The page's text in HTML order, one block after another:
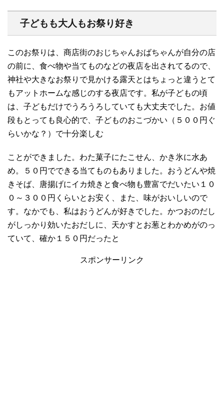
子どもも大人もお祭り好き
このお祭りは、商店街のおじちゃんおばちゃんが自分の店
の前に、食べ物や当てものなどの夜店を出されてるので、
神社や大きなお祭りで見かける露天とはちょっと違うとて
もアットホームな感じのする夜店です。私が子どもの頃
は、子どもだけでうろうろしていても大丈夫でした。お値
段もとっても良心的で、子どものおこづかい（５００円ぐ
らいかな？）で十分楽しむ
ことができました。わた菓子にたこせん、かき氷に水あ
め。５０円でできる当てものもありました。おうどんや焼
きそば、唐揚げにイカ焼きと食べ物も豊富でだいたい１０
０～３００円くらいとお安く、また、味がおいしいので
す。なかでも、私はおうどんが好きでした。かつおのだし
がしっかり効いたおだしに、天かすとお葱とわかめがのっ
ていて、確か１５０円だったと
スポンサーリンク